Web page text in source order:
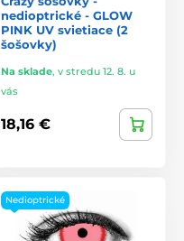
nedioptrické - GLOW
PINK UV svietiace (2
šošovky)
Na sklade, v stredu 12. 8. u
vás
18,16 €
Nedioptrické